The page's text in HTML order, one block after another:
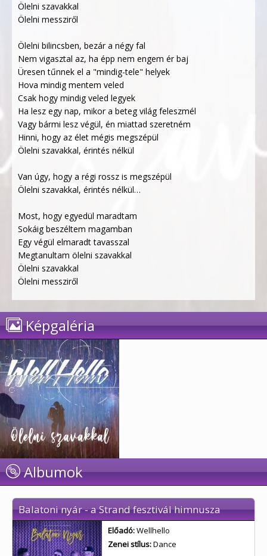
Ölelni szavakkal
Ölelni messziről
Ölelni bilincsben, bezár a négy fal
Nem vigasztal az, ha épp nem engem ér baj
Üresen tűnnek el a "mindig-tele" helyek
Hova mindig mentem veled
Csak hogy mindig veled legyek
Ha lesz egy nap, mikor a beteg világ feleszmél
Vagy bármi lesz végül, én miattad szeretném
Hinni, hogy az élet mégis megszépül
Ölelni szavakkal, érintés nélkül
Van úgy, hogy a régi rossz is megszépül
Ölelni szavakkal, érintés nélkül…
Most, hogy egyedül maradtam
Sokáig beszéltem magamban
Egy végül elmaradt tavasszal
Megtanultam ölelni szavakkal
Ölelni szavakkal
Ölelni messziről
Képgaléria
Albumok
Balatoni nyár - a Strand fesztivál himnusza
Előadó:Wellhello
Zenei stílus:Dance